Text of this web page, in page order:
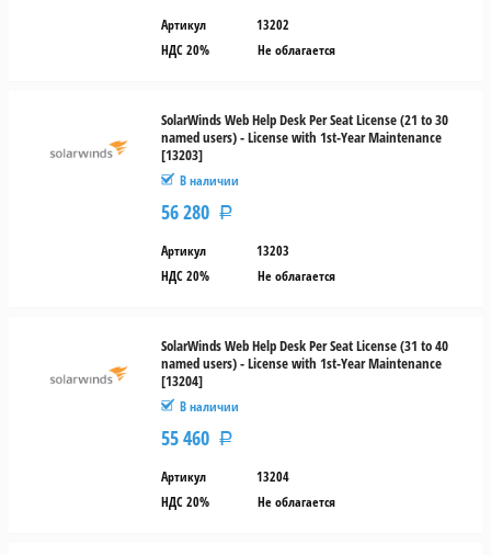
Артикул
13202
НДС 20%
Не облагается
SolarWinds Web Help Desk Per Seat License (21 to 30
named users) - License with 1st-Year Maintenance
[13203]
В наличии
56 280 Р
Артикул
13203
НДС 20%
Не облагается
SolarWinds Web Help Desk Per Seat License (31 to 40
named users) - License with 1st-Year Maintenance
[13204]
В наличии
55 460 Р
Артикул
13204
НДС 20%
Не облагается